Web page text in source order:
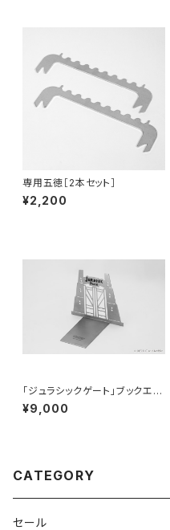
専用五徳［2本セット］
¥2,200
「ジュラシックゲート」ブックエン
ド
¥9,000
CATEGORY
セール